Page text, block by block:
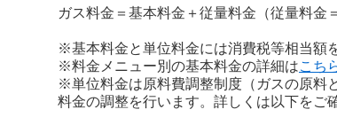
ガス料金＝基本料金＋従量料金（従量料金
※基本料金と単位料金には消費税等相当額
※料金メニュー別の基本料金の詳細はこち
※単位料金は原料費調整制度（ガスの原料
料金の調整を行います。詳しくは以下をご